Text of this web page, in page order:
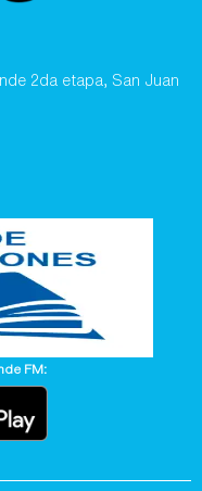
2da etapa, San Juan
FM: